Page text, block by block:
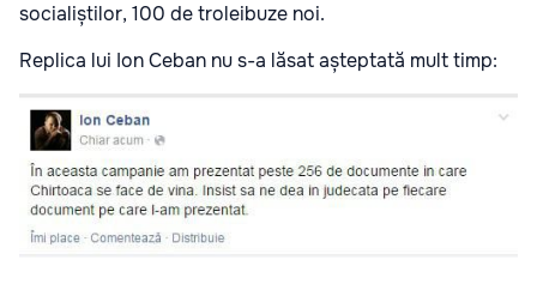
socialiștilor, 100 de troleibuze noi.
Replica lui Ion Ceban nu s-a lăsat așteptată mult timp: